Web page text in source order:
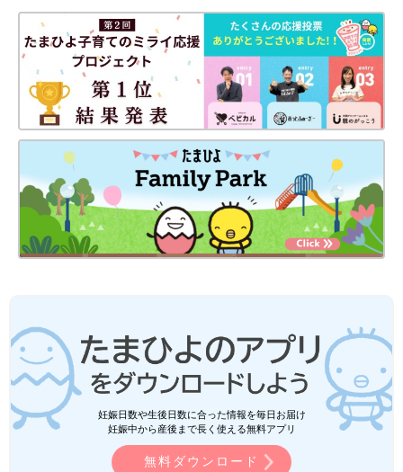
妊娠日数や生後日数に合った情報を毎日お届け
妊娠中から産後まで長く使える無料アプリ
無料ダウンロード